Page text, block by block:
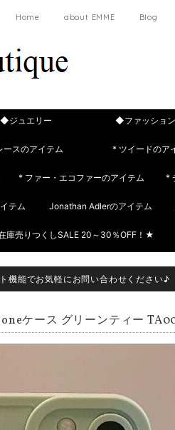
Home about EMME Blog
◆ジュエリー ◆ファッショ
ースのアイテム * ツイードのア
* ファー・エコファーのアイテム *
テム Jonathan Adlerのアイテム
庫売りつくしSALE 20～30％OFF！★
機能でお気軽にお問い合わせください♪
ケース グリーンティー